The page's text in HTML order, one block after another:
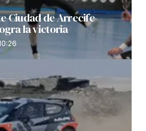
Ciudad de Arrecife
la victoria